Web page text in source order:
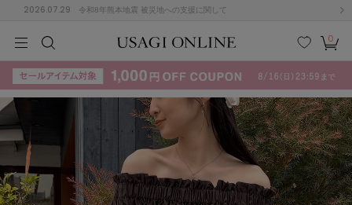
2026.07.29 令和8年熊本地震 被災地への支援に関して
検索
お気
に入
カー
ト
0
KIDSBABYBEAUTYLIFE STYLE
(715)
(3074)
ス/ドレス (1179)
KIDSBABYBEAUTYLIFE STYLE
B C F
I J K L M N